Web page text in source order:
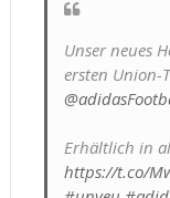
Unser neues
ersten Union-
Erhältlich in
https://t.co/